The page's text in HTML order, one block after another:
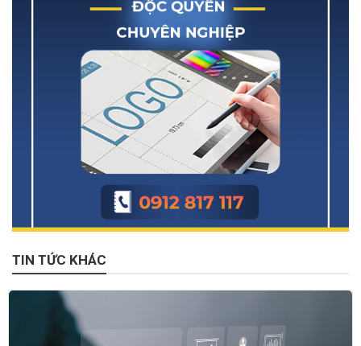
TIN TỨC KHÁC